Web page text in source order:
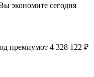
экономите сегодня
премиумот 4 328 122 ₽